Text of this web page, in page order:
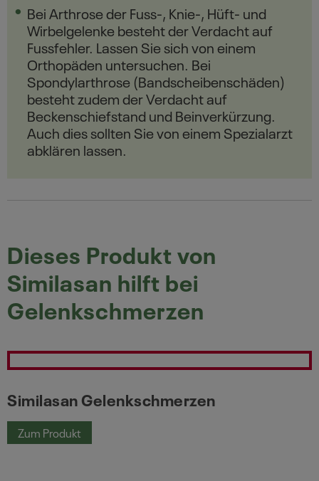
Bei Arthrose der Fuss-, Knie-, Hüft- und
Wirbelgelenke besteht der Verdacht auf
Fussfehler. Lassen Sie sich von einem
Orthopäden untersuchen. Bei
Spondylarthrose (Bandscheibenschäden)
besteht zudem der Verdacht auf
Beckenschiefstand und Beinverkürzung.
Auch dies sollten Sie von einem Spezialarzt
abklären lassen.
Dieses Produkt von
Similasan hilft bei
Gelenkschmerzen
Similasan Gelenkschmerzen
Similasan Gelenkschmerzen
Similasan Gelenkschmerzen
Zum Produkt